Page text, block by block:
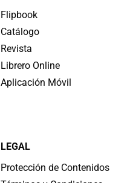
Flipbook
Catálogo
Revista
Librero Online
Aplicación Móvil
LEGAL
Protección de Contenidos